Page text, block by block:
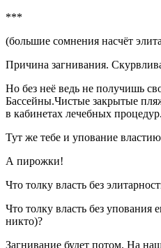
***
(большие сомнения насчёт
Причина загнивания.
Но без неё ведь не получишь
Бассейны.Чистые закрытые
в кабинетах лечебных процедур.
Тут же тебе и упование
А пирожки!
Что толку власть без
Что толку власть без упования
никто)?
Загнивание будет потом. На